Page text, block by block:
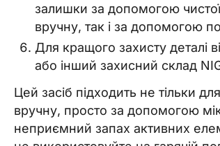
залишки за допомогою
вручну, так і за допомогою
Для кращого захисту деталі
або інший захисний склад
Цей засіб підходить не тільки
вручну, просто за допомогою
неприємний запах активних